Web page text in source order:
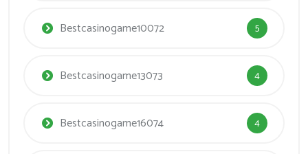
Bestcasinogame10072 5
Bestcasinogame13073 4
Bestcasinogame16074 4